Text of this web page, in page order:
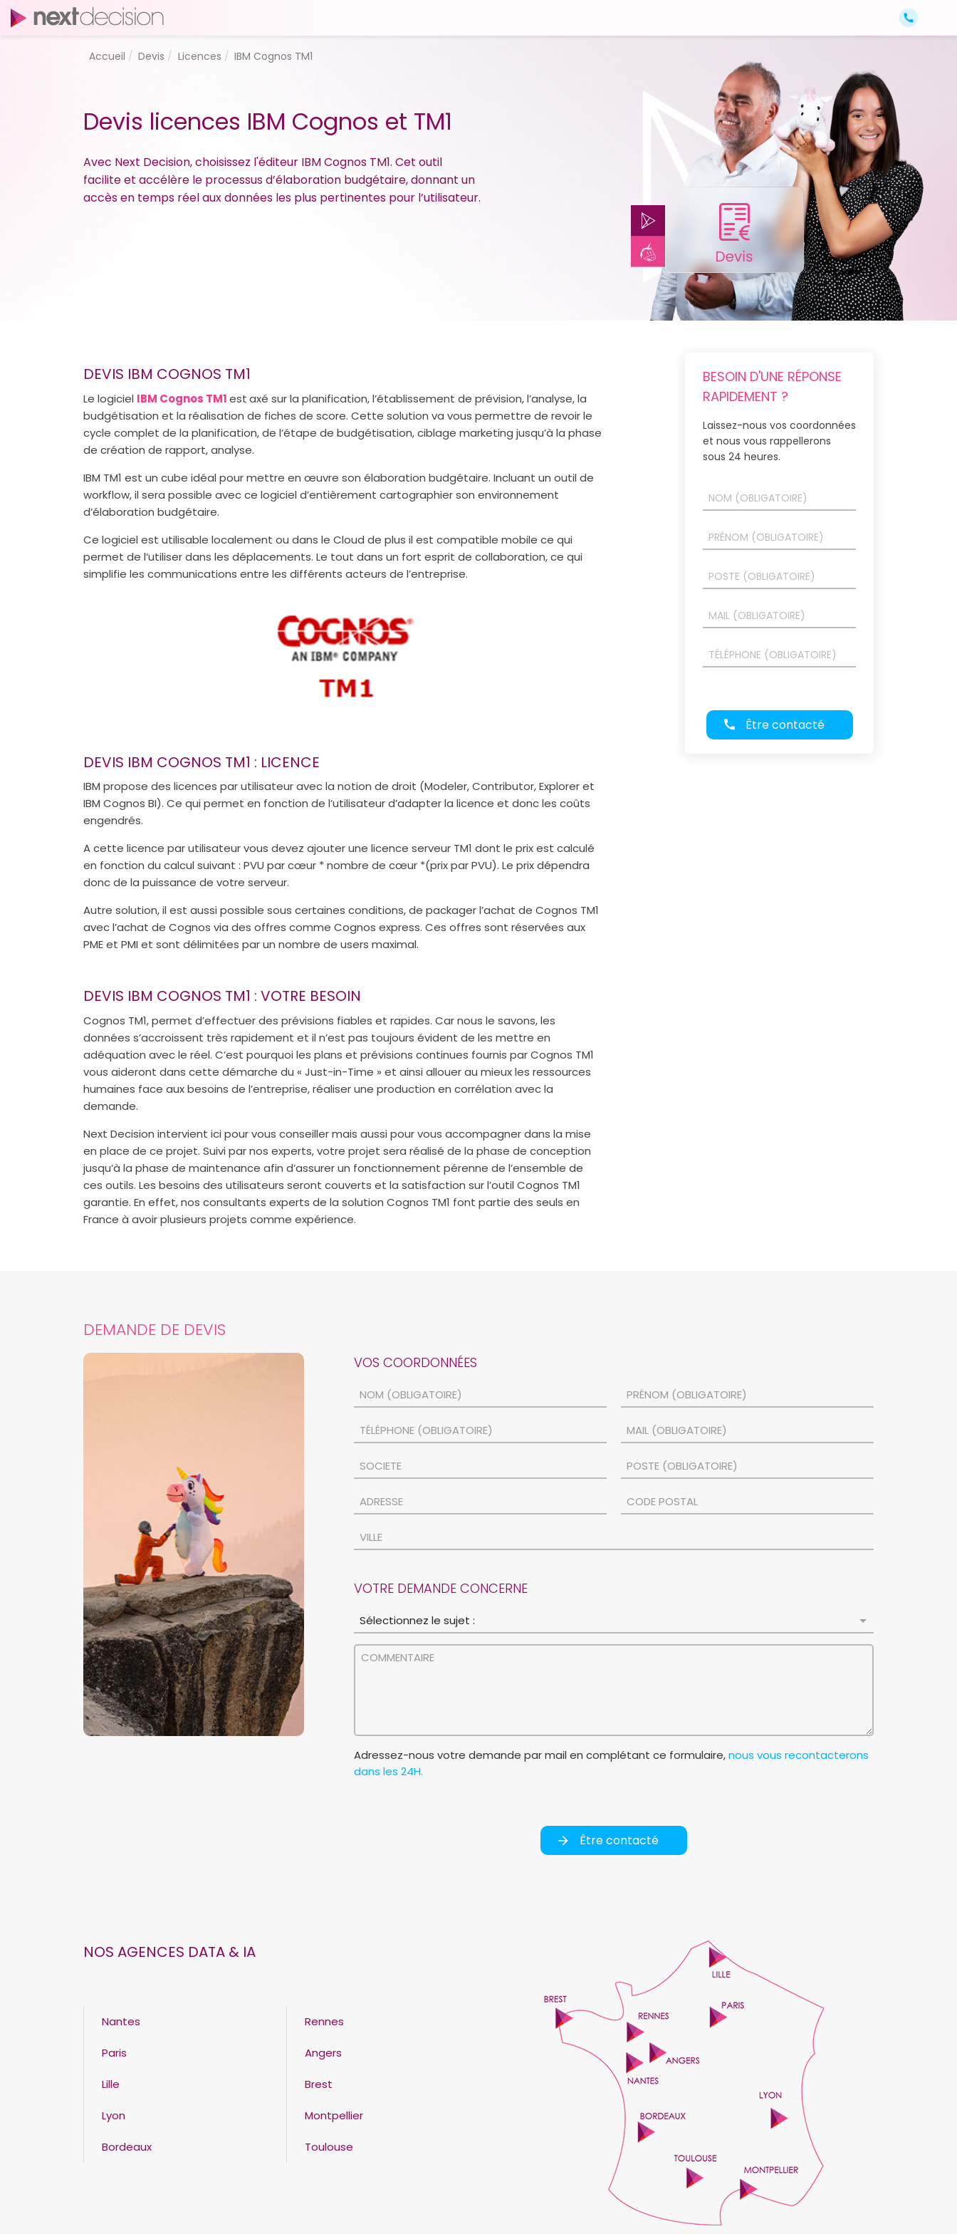
Accueil Devis Licences IBM Cognos TM1
Devis licences IBM Cognos et TM1
Avec Next Decision, choisissez l'éditeur IBM Cognos TM1. Cet outil
facilite et accélère le processus d’élaboration budgétaire, donnant un
accès en temps réel aux données les plus pertinentes pour l’utilisateur.
DEVIS IBM COGNOS TM1
Le logiciel IBM Cognos TM1estaxé sur la planification, l’établissement de prévision, l’analyse, la
budgétisation et la réalisation de fiches de score. Cette solution va vous permettre de revoir le
cycle complet de la planification, de l’étape de budgétisation, ciblage marketing jusqu’à la phase
de création de rapport, analyse.
IBM TM1 est un cube idéal pour mettre en œuvre son élaboration budgétaire. Incluant un outil de
workflow, il sera possible avec ce logiciel d’entièrement cartographier son environnement
d’élaboration budgétaire.
Ce logiciel est utilisable localement ou dans le Cloud de plus il est compatible mobile ce qui
permet de l’utiliser dans les déplacements. Le tout dans un fort esprit de collaboration, ce qui
simplifie les communications entre les différents acteurs de l’entreprise.
DEVIS IBM COGNOS TM1 : LICENCE
IBM propose des licences par utilisateur avec la notion de droit (Modeler, Contributor, Explorer et
IBM Cognos BI). Ce qui permet en fonction de l’utilisateur d’adapter la licence et donc les coûts
engendrés.
A cette licence par utilisateur vous devez ajouter une licence serveur TM1 dont le prix est calculé
en fonction du calcul suivant : PVU par cœur * nombre de cœur *(prix par PVU). Le prix dépendra
donc de la puissance de votre serveur.
Autre solution, il est aussi possible sous certaines conditions, de packager l’achat de Cognos TM1
avec l’achat de Cognos via des offres comme Cognos express. Ces offres sont réservées aux
PME et PMI et sont délimitées par un nombre de users maximal.
DEVIS IBM COGNOS TM1 : VOTRE BESOIN
Cognos TM1, permet d’effectuer des prévisions fiables et rapides. Car nous le savons, les
données s’accroissent très rapidement et il n’est pas toujours évident de les mettre en
adéquation avec le réel. C’est pourquoi les plans et prévisions continues fournis par Cognos TM1
vous aideront dans cette démarche du « Just-in-Time » et ainsi allouer au mieux les ressources
humaines face aux besoins de l’entreprise, réaliser une production en corrélation avec la
demande.
Next Decision intervient ici pour vous conseiller mais aussi pour vous accompagner dans la mise
en place de ce projet. Suivi par nos experts, votre projet sera réalisé de la phase de conception
jusqu’à la phase de maintenance afin d’assurer un fonctionnement pérenne de l’ensemble de
ces outils. Les besoins des utilisateurs seront couverts et la satisfaction sur l’outil Cognos TM1
garantie. En effet, nos consultants experts de la solution Cognos TM1 font partie des seuls en
France à avoir plusieurs projets comme expérience.
BESOIN D'UNE RÉPONSE
RAPIDEMENT ?
Laissez-nous vos coordonnées
et nous vous rappellerons
sous 24 heures.
Être contacté
DEMANDE DE DEVIS
VOS COORDONNÉES
VOTRE DEMANDE CONCERNE
Adressez-nous votre demande par mail en complétant ce formulaire,nous vous recontacterons
dans les 24H.
Être contacté
NOS AGENCES DATA & IA
Nantes
Paris
Lille
Lyon
Bordeaux
Rennes
Angers
Brest
Montpellier
Toulouse